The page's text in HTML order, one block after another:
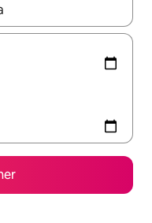
les flèches vers le